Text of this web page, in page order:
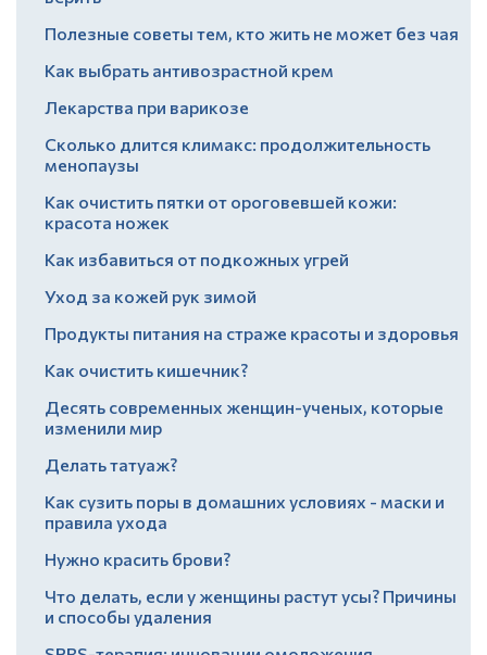
Полезные советы тем, кто жить не может без чая
Как выбрать антивозрастной крем
Лекарства при варикозе
Сколько длится климакс: продолжительность
менопаузы
Как очистить пятки от ороговевшей кожи:
красота ножек
Как избавиться от подкожных угрей
Уход за кожей рук зимой
Продукты питания на страже красоты и здоровья
Как очистить кишечник?
Десять современных женщин-ученых, которые
изменили мир
Делать татуаж?
Как сузить поры в домашних условиях - маски и
правила ухода
Нужно красить брови?
Что делать, если у женщины растут усы? Причины
и способы удаления